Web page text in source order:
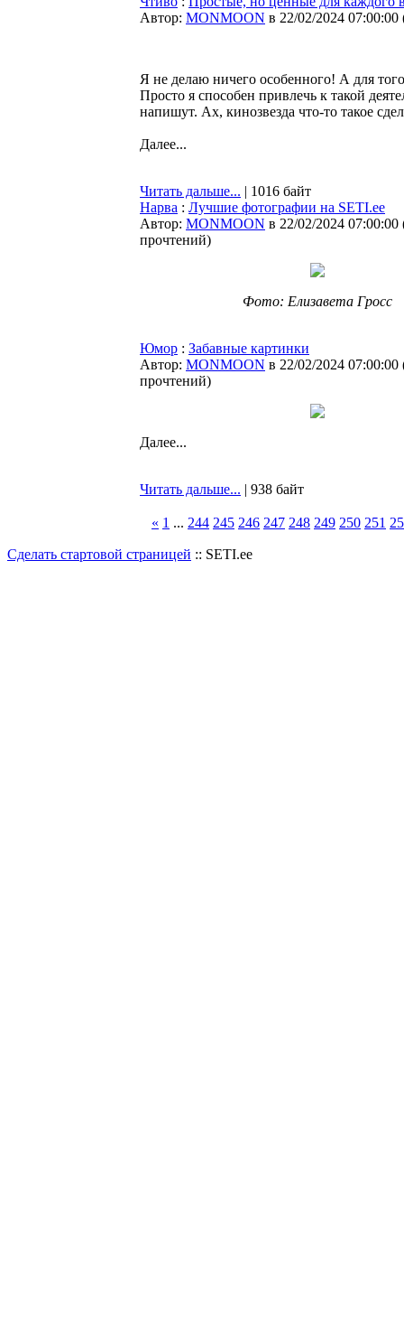
Автор: MONMOON в 22/02/2024 07:00:00
Я не делаю ничего особенного! А для
Просто я способен привлечь к такой
напишут. Ах, кинозвезда что-то такое
Далее...
Читать дальше... | 1016 байт
Нарва : Лучшие фотографии на SETI.ee
Автор: MONMOON в 22/02/2024 07:00:00
прочтений)
Фото: Елизавета Гросс
Юмор : Забавные картинки
Автор: MONMOON в 22/02/2024 07:00:00
прочтений)
Далее...
Читать дальше... | 938 байт
« 1 ... 244 245 246 247 248 249 250 251
Сделать стартовой страницей :: SETI.ee